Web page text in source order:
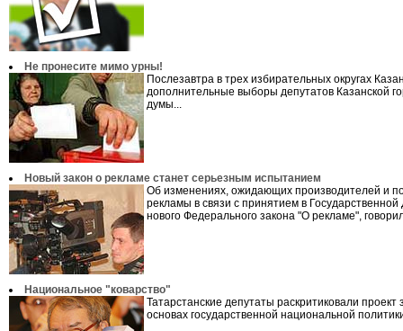
Не пронесите мимо урны!
Послезавтра в трех избирательных округах
дополнительные выборы депутатов Казанской
думы...
Новый закон о рекламе станет серьезным испытанием
Об изменениях, ожидающих производителей и
рекламы в связи с принятием в
нового Федерального закона "О рекламе",
Национальное "коварство"
Татарстанские депутаты раскритиковали проект
основах государственной национальной